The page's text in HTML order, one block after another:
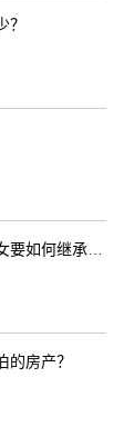
父母没有领取结婚证，作为儿女要如何继承父母的遗产？
房产？